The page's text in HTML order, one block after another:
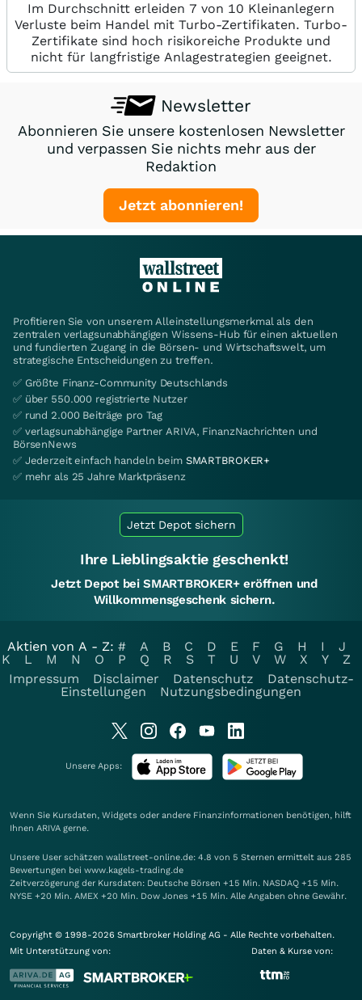
Im Durchschnitt erleiden 7 von 10 Kleinanlegern
Verluste beim Handel mit Turbo-Zertifikaten. Turbo-
Zertifikate sind hoch risikoreiche Produkte und
nicht für langfristige Anlagestrategien geeignet.
Newsletter
Abonnieren Sie unsere kostenlosen Newsletter
und verpassen Sie nichts mehr aus der
Redaktion
Jetzt abonnieren!
Profitieren Sie von unserem Alleinstellungsmerkmal als den
zentralen verlagsunabhängigen Wissens-Hub für einen aktuellen
und fundierten Zugang in die Börsen- und Wirtschaftswelt, um
strategische Entscheidungen zu treffen.
✅ Größte Finanz-Community Deutschlands
✅ über 550.000 registrierte Nutzer
✅ rund 2.000 Beiträge pro Tag
✅ verlagsunabhängige Partner ARIVA, FinanzNachrichten und
BörsenNews
✅ Jederzeit einfach handeln beim SMARTBROKER+
✅ mehr als 25 Jahre Marktpräsenz
Jetzt Depot sichern
Ihre Lieblingsaktie geschenkt!
Jetzt Depot bei SMARTBROKER+ eröffnen und
Willkommensgeschenk sichern.
Aktien von A - Z: # A B C D E F G H I
J
K
L M N O P Q R S T U V W X Y
Z
Impressum
Disclaimer Datenschutz
Datenschutz-
Einstellungen
Nutzungsbedingungen
Unsere Apps:
Wenn Sie Kursdaten, Widgets oder andere Finanzinformationen benötigen, hilft
Ihnen ARIVA gerne.
Unsere User schätzen wallstreet-online.de: 4.8 von 5 Sternen ermittelt aus 285
Bewertungen bei www.kagels-trading.de
Zeitverzögerung der Kursdaten: Deutsche Börsen +15 Min. NASDAQ +15 Min.
NYSE +20 Min. AMEX +20 Min. Dow Jones +15 Min. Alle Angaben ohne Gewähr.
Copyright © 1998-2026 Smartbroker Holding AG - Alle Rechte vorbehalten.
Mit Unterstützung von:
Daten & Kurse von: